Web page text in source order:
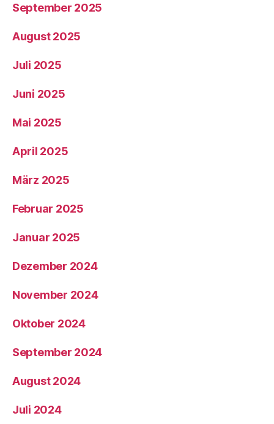
September 2025
August 2025
Juli 2025
Juni 2025
Mai 2025
April 2025
März 2025
Februar 2025
Januar 2025
Dezember 2024
November 2024
Oktober 2024
September 2024
August 2024
Juli 2024